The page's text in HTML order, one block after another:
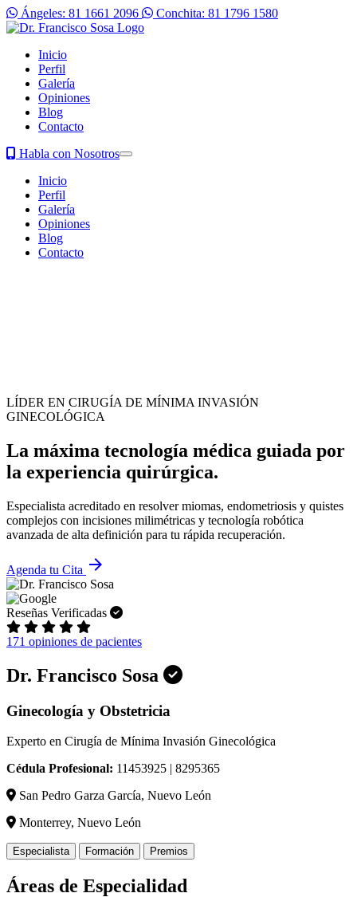
Ángeles: 81 1661 2096 Conchita: 81 1796 1580
Inicio
Perfil
Galería
Opiniones
Blog
Contacto
Habla con Nosotros
Inicio
Perfil
Galería
Opiniones
Blog
Contacto
LÍDER EN CIRUGÍA DE MÍNIMA INVASIÓN
GINECOLÓGICA
La máxima tecnología médica guiada por
la experiencia quirúrgica.
Especialista acreditado en resolver miomas, endometriosis y quistes
complejos con incisiones milimétricas y tecnología robótica
avanzada de alta definición para tu rápida recuperación.
Agenda tu Cita arrow_forward
Reseñas Verificadas
171 opiniones de pacientes
Dr. Francisco Sosa
Ginecología y Obstetricia
Experto en Cirugía de Mínima Invasión Ginecológica
Cédula Profesional: 11453925 | 8295365
San Pedro Garza García, Nuevo León
Monterrey, Nuevo León
Especialista Formación Premios
Áreas de Especialidad